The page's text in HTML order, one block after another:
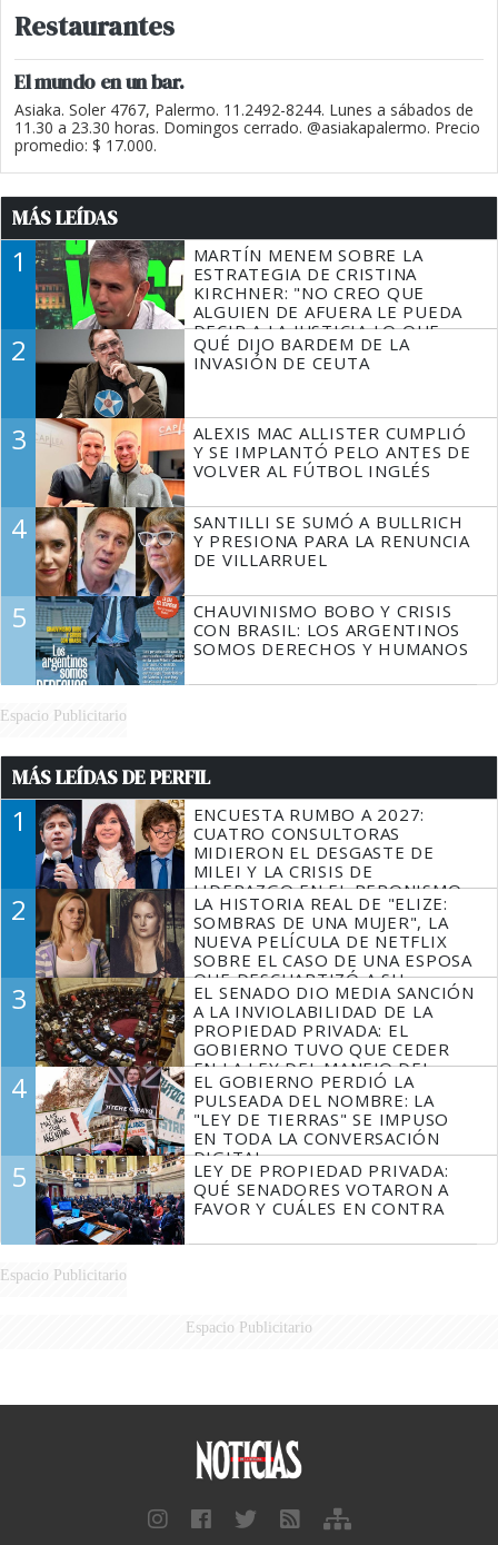
Restaurantes
El mundo en un bar.
Asiaka. Soler 4767, Palermo. 11.2492-8244. Lunes a sábados de
11.30 a 23.30 horas. Domingos cerrado. @asiakapalermo. Precio
promedio: $ 17.000.
MÁS LEÍDAS
1
MARTÍN MENEM SOBRE LA
ESTRATEGIA DE CRISTINA
KIRCHNER: "NO CREO QUE
ALGUIEN DE AFUERA LE PUEDA
DECIR A LA JUSTICIA LO QUE
TIENE QUE HACER"
2
QUÉ DIJO BARDEM DE LA
INVASIÓN DE CEUTA
3
ALEXIS MAC ALLISTER CUMPLIÓ
Y SE IMPLANTÓ PELO ANTES DE
VOLVER AL FÚTBOL INGLÉS
4
SANTILLI SE SUMÓ A BULLRICH
Y PRESIONA PARA LA RENUNCIA
DE VILLARRUEL
5
CHAUVINISMO BOBO Y CRISIS
CON BRASIL: LOS ARGENTINOS
SOMOS DERECHOS Y HUMANOS
Espacio Publicitario
MÁS LEÍDAS DE PERFIL
1
ENCUESTA RUMBO A 2027:
CUATRO CONSULTORAS
MIDIERON EL DESGASTE DE
MILEI Y LA CRISIS DE
LIDERAZGO EN EL PERONISMO
2
LA HISTORIA REAL DE "ELIZE:
SOMBRAS DE UNA MUJER", LA
NUEVA PELÍCULA DE NETFLIX
SOBRE EL CASO DE UNA ESPOSA
QUE DESCUARTIZÓ A SU
MARIDO
3
EL SENADO DIO MEDIA SANCIÓN
A LA INVIOLABILIDAD DE LA
PROPIEDAD PRIVADA: EL
GOBIERNO TUVO QUE CEDER
EN LA LEY DEL MANEJO DEL
FUEGO
4
EL GOBIERNO PERDIÓ LA
PULSEADA DEL NOMBRE: LA
"LEY DE TIERRAS" SE IMPUSO
EN TODA LA CONVERSACIÓN
DIGITAL
5
LEY DE PROPIEDAD PRIVADA:
QUÉ SENADORES VOTARON A
FAVOR Y CUÁLES EN CONTRA
Espacio Publicitario
Espacio Publicitario